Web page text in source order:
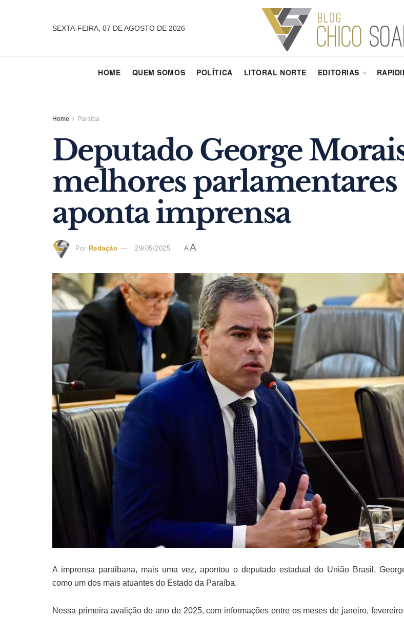
SEXTA-FEIRA, 07 DE AGOSTO DE 2026
HOME QUEM SOMOS POLÍTICA LITORAL NORTE EDITORIAS
Home Paraíba
Deputado George
melhores parlamentares
aponta imprensa
Por Redação 29/05/2025 AA
A imprensa paraibana, mais uma vez, apontou o deputado estadual do União Brasil,
como um dos mais atuantes do Estado da Paraíba.
Nessa primeira avalição do ano de 2025, com informações entre os meses de janeiro,